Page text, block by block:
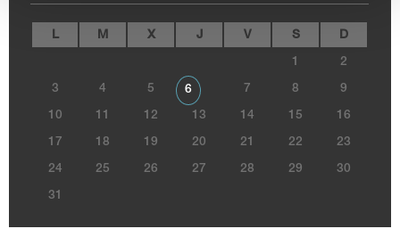
L M X J V S D
1 2
3 4 5 6 7 8 9
10 11 12 13 14 15 16
17 18 19 20 21 22 23
24 25 26 27 28 29 30
31